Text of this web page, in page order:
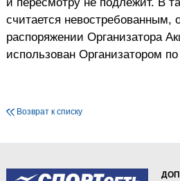
считается невостребованным,
распоряжении Организатора
использован Организатором
Возврат к списку